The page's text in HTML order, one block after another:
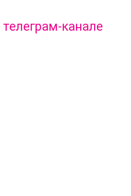
телеграм-канале